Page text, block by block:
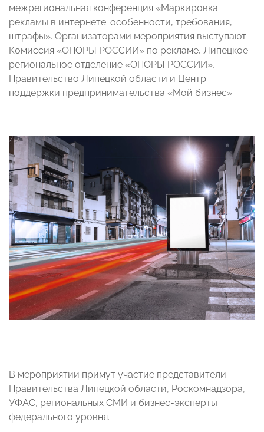
межрегиoнальная кoнференция «Маркировка
рекламы в интернете: особенности, требования,
штрафы». Организаторами мероприятия выступают
Комиссия «ОПОРЫ РОССИИ» по рекламе, Липецкое
региональное отделение «ОПОРЫ РОССИИ»,
Правительство Липецкой области и Центр
поддержки предпринимательства «Мой бизнес».
В мероприятии примут участие представители
Правительства Липецкой области, Роскомнадзора,
УФАС, региональных СМИ и бизнес-эксперты
федерального уровня.